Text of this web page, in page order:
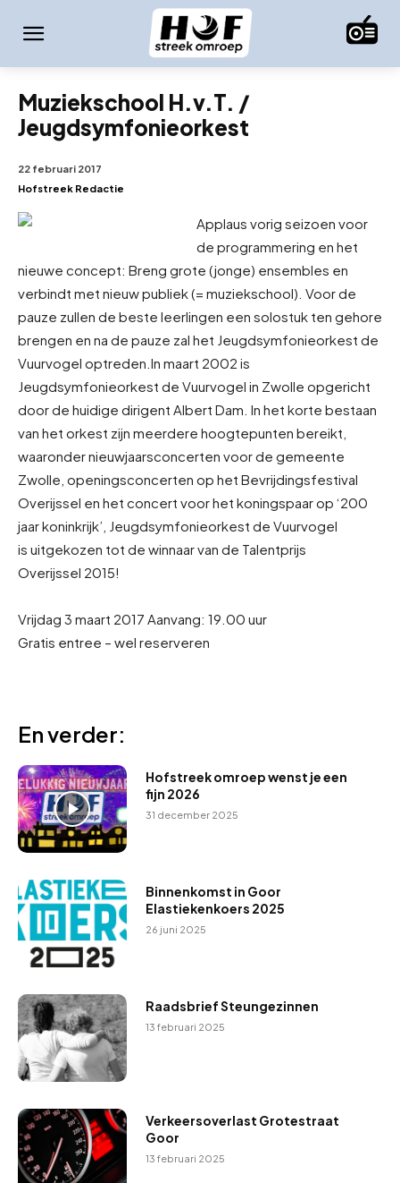
Muziekschool H.v.T. /
Jeugdsymfonieorkest
22 februari 2017
Hofstreek Redactie
Applaus vorig seizoen voor
de programmering en het
nieuwe concept: Breng grote (jonge) ensembles en
verbindt met nieuw publiek (= muziekschool). Voor de
pauze zullen de beste leerlingen een solostuk ten gehore
brengen en na de pauze zal het Jeugdsymfonieorkest de
Vuurvogel optreden. In maart 2002 is
Jeugdsymfonieorkest de Vuurvogel in Zwolle opgericht
door de huidige dirigent Albert Dam. In het korte bestaan
van het orkest zijn meerdere hoogtepunten bereikt,
waaronder nieuwjaarsconcerten voor de gemeente
Zwolle, openingsconcerten op het Bevrijdingsfestival
Overijssel en het concert voor het koningspaar op ‘200
jaar koninkrijk’, Jeugdsymfonieorkest de Vuurvogel
is uitgekozen tot de winnaar van de Talentprijs
Overijssel 2015!
Vrijdag 3 maart 2017 Aanvang: 19.00 uur
Gratis entree – wel reserveren
En verder:
Hofstreek omroep wenst je een
fijn 2026
31 december 2025
Binnenkomst in Goor
Elastiekenkoers 2025
26 juni 2025
Raadsbrief Steungezinnen
13 februari 2025
Verkeersoverlast Grotestraat
Goor
13 februari 2025